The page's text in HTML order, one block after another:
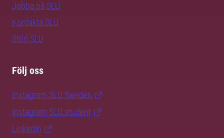
Jobba på SLU
Kontakta SLU
Stöd SLU
Följ oss
Instagram SLU.Sweden
Instagram SLU.student
LinkedIn